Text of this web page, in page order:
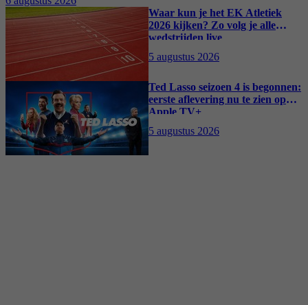
Waar kun je het EK Atletiek
2026 kijken? Zo volg je alle
wedstrijden live
5 augustus 2026
Ted Lasso seizoen 4 is begonnen:
eerste aflevering nu te zien op
Apple TV+
5 augustus 2026